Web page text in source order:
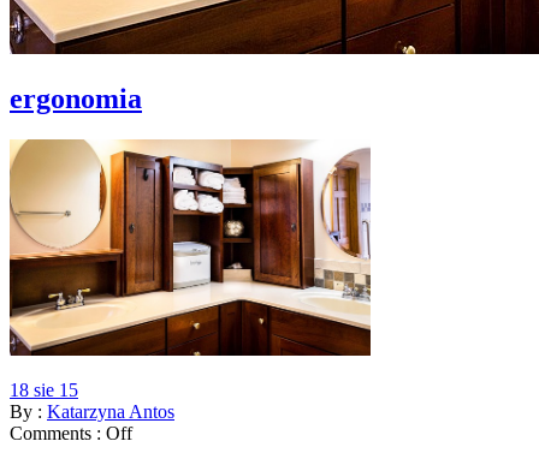
ergonomia
18 sie 15
By : Katarzyna Antos
Comments : Off